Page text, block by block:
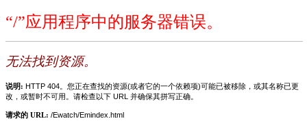
“/”应用程序中的服务器错误。
无法找到资源。
说明: HTTP 404。您正在查找的资源(或者它的一个依赖项)可能已被移除，或其名称已更
改，或暂时不可用。请检查以下 URL 并确保其拼写正确。
请求的 URL: /Ewatch/Emindex.html